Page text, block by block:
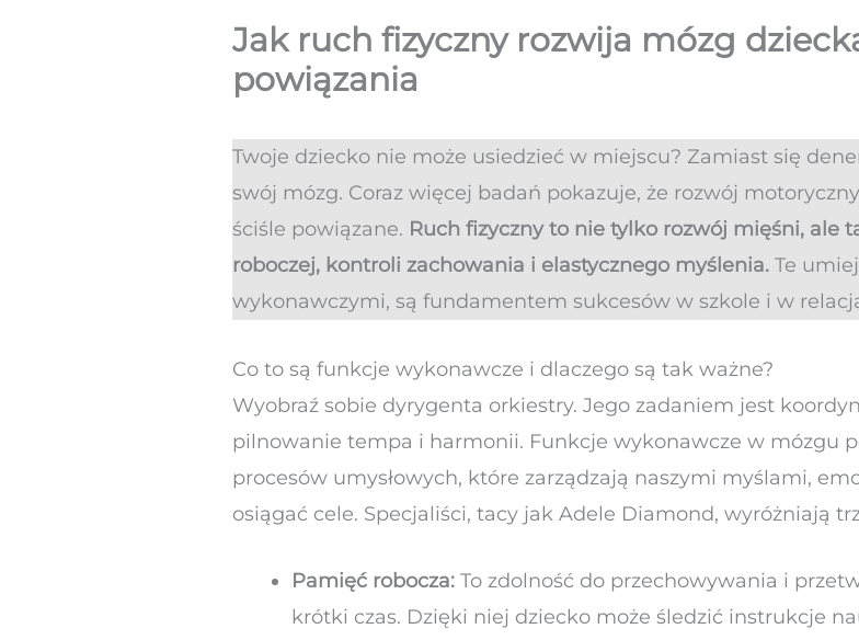
Jak ruch fizyczny rozwija mózg
powiązania
Twoje dziecko nie może usiedzieć w miejscu? Zamiast się
swój mózg. Coraz więcej badań pokazuje, że rozwój
ściśle powiązane. Ruch fizyczny to nie tylko rozwój mięśni, ale
roboczej, kontroli zachowania i elastycznego myślenia. Te
wykonawczymi, są fundamentem sukcesów w szkole i w
Co to są funkcje wykonawcze i dlaczego są tak ważne?
Wyobraź sobie dyrygenta orkiestry. Jego zadaniem jest
pilnowanie tempa i harmonii. Funkcje wykonawcze w mózgu
procesów umysłowych, które zarządzają naszymi myślami,
osiągać cele. Specjaliści, tacy jak Adele Diamond, wyróżniają
Pamięć robocza: To zdolność do przechowywania i
krótki czas. Dzięki niej dziecko może śledzić instrukcje